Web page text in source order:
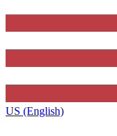
US (English)